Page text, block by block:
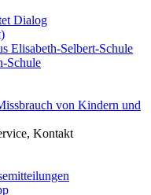
Dialog
Elisabeth-Selbert-Schule
Schule
von Kindern und
Kontakt